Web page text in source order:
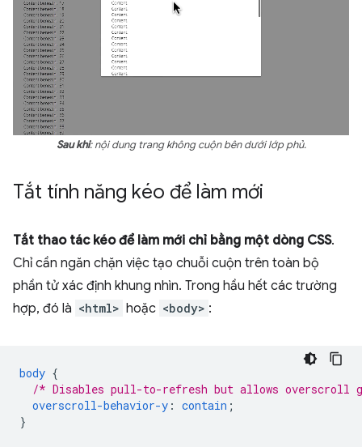
Sau khi: nội dung trang không cuộn bên dưới lớp phủ.
Tắt tính năng kéo để làm mới
Tắt thao tác kéo để làm mới chỉ bằng một dòng CSS.
Chỉ cần ngăn chặn việc tạo chuỗi cuộn trên toàn bộ
phần tử xác định khung nhìn. Trong hầu hết các trường
hợp, đó là <html> hoặc <body> :
body {
/* Disables pull-to-refresh but allows overscroll
overscroll-behavior-y : contain ;
}